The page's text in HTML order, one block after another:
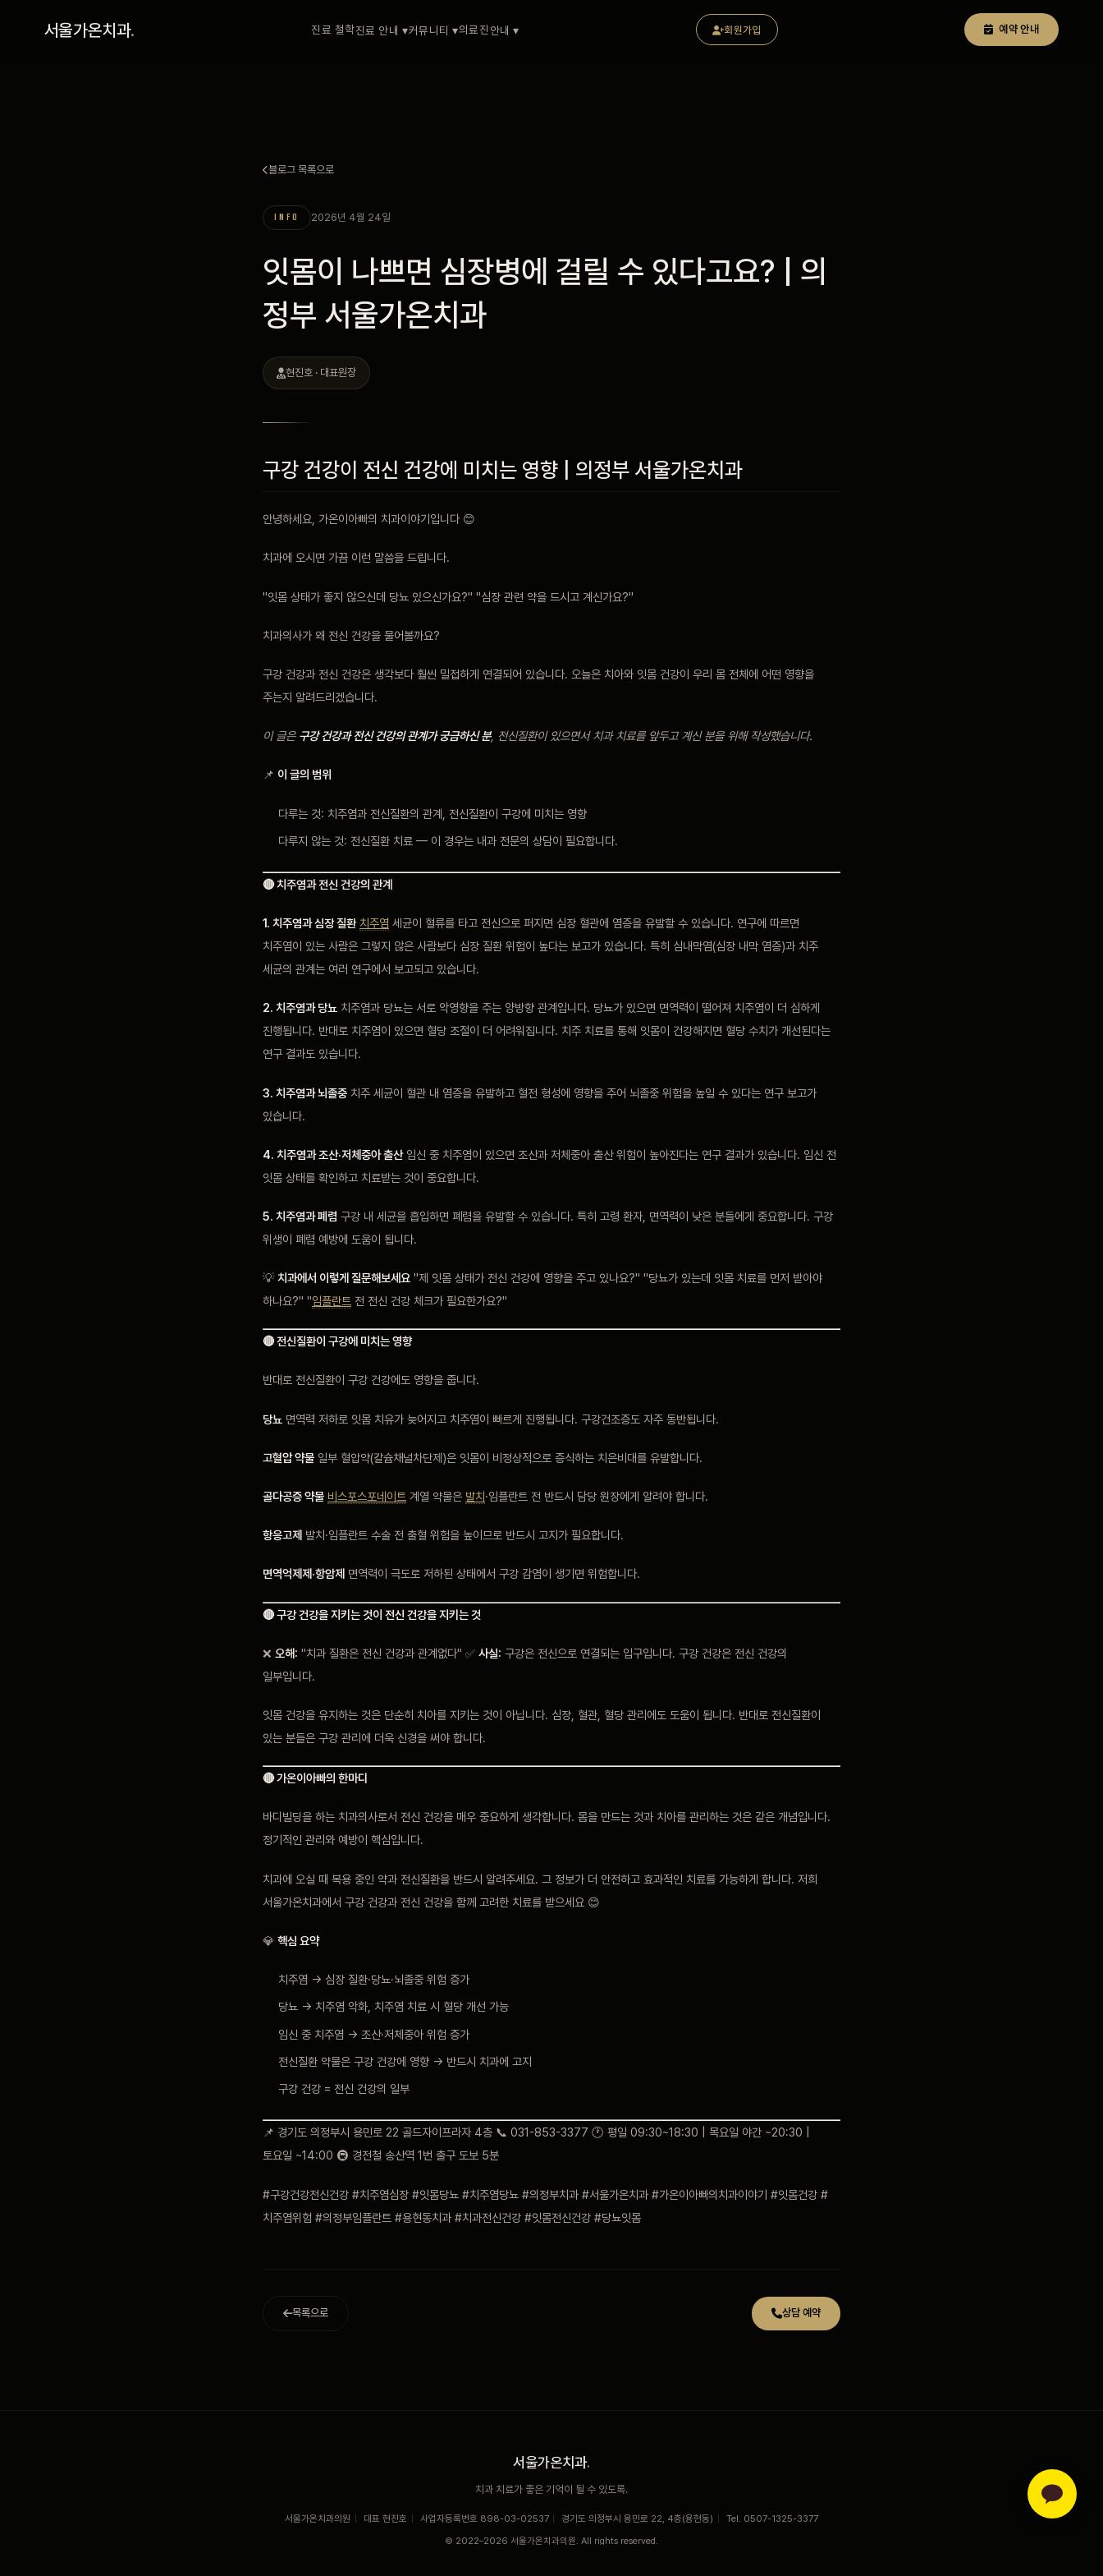
서울가온치과. 진료 철학진료 안내 ▾커뮤니티 ▾의료진 안내 ▾ 회원가입 예약 안내
회원가입 / 로그인
블로그 목록으로
INFO 2026년 4월 24일
잇몸이 나쁘면 심장병에 걸릴 수 있다고요? | 의
정부 서울가온치과
현진호 · 대표원장
구강 건강이 전신 건강에 미치는 영향 | 의정부 서울가온치과
안녕하세요, 가온이아빠의 치과이야기입니다 😊
치과에 오시면 가끔 이런 말씀을 드립니다.
"잇몸 상태가 좋지 않으신데 당뇨 있으신가요?" "심장 관련 약을 드시고 계신가요?"
치과의사가 왜 전신 건강을 물어볼까요?
구강 건강과 전신 건강은 생각보다 훨씬 밀접하게 연결되어 있습니다. 오늘은 치아와 잇몸 건강이 우리 몸 전체에 어떤 영향을
주는지 알려드리겠습니다.
이 글은 구강 건강과 전신 건강의 관계가 궁금하신 분, 전신질환이 있으면서 치과 치료를 앞두고 계신 분을 위해 작성했습니다.
📌 이 글의 범위
다루는 것: 치주염과 전신질환의 관계, 전신질환이 구강에 미치는 영향
다루지 않는 것: 전신질환 치료 — 이 경우는 내과 전문의 상담이 필요합니다.
🔴 치주염과 전신 건강의 관계
1. 치주염과 심장 질환 치주염 세균이 혈류를 타고 전신으로 퍼지면 심장 혈관에 염증을 유발할 수 있습니다. 연구에 따르면
치주염이 있는 사람은 그렇지 않은 사람보다 심장 질환 위험이 높다는 보고가 있습니다. 특히 심내막염(심장 내막 염증)과 치주
세균의 관계는 여러 연구에서 보고되고 있습니다.
2. 치주염과 당뇨 치주염과 당뇨는 서로 악영향을 주는 양방향 관계입니다. 당뇨가 있으면 면역력이 떨어져 치주염이 더 심하게
진행됩니다. 반대로 치주염이 있으면 혈당 조절이 더 어려워집니다. 치주 치료를 통해 잇몸이 건강해지면 혈당 수치가 개선된다는
연구 결과도 있습니다.
3. 치주염과 뇌졸중 치주 세균이 혈관 내 염증을 유발하고 혈전 형성에 영향을 주어 뇌졸중 위험을 높일 수 있다는 연구 보고가
있습니다.
4. 치주염과 조산·저체중아 출산임신 중 치주염이 있으면 조산과 저체중아 출산 위험이 높아진다는 연구 결과가 있습니다. 임신 전
잇몸 상태를 확인하고 치료받는 것이 중요합니다.
5. 치주염과 폐렴 구강 내 세균을 흡입하면 폐렴을 유발할 수 있습니다. 특히 고령 환자, 면역력이 낮은 분들에게 중요합니다. 구강
위생이 폐렴 예방에 도움이 됩니다.
💡치과에서 이렇게 질문해보세요 "제 잇몸 상태가 전신 건강에 영향을 주고 있나요?" "당뇨가 있는데 잇몸 치료를 먼저 받아야
하나요?" "임플란트 전 전신 건강 체크가 필요한가요?"
🔴 전신질환이 구강에 미치는 영향
반대로 전신질환이 구강 건강에도 영향을 줍니다.
당뇨 면역력 저하로 잇몸 치유가 늦어지고 치주염이 빠르게 진행됩니다. 구강건조증도 자주 동반됩니다.
고혈압 약물 일부 혈압약(칼슘채널차단제)은 잇몸이 비정상적으로 증식하는 치은비대를 유발합니다.
골다공증 약물 비스포스포네이트 계열 약물은 발치·임플란트 전 반드시 담당 원장에게 알려야 합니다.
항응고제 발치·임플란트 수술 전 출혈 위험을 높이므로 반드시 고지가 필요합니다.
면역억제제·항암제 면역력이 극도로 저하된 상태에서 구강 감염이 생기면 위험합니다.
🔴 구강 건강을 지키는 것이 전신 건강을 지키는 것
❌ 오해: "치과 질환은 전신 건강과 관계없다" ✅ 사실: 구강은 전신으로 연결되는 입구입니다. 구강 건강은 전신 건강의
일부입니다.
잇몸 건강을 유지하는 것은 단순히 치아를 지키는 것이 아닙니다. 심장, 혈관, 혈당 관리에도 도움이 됩니다. 반대로 전신질환이
있는 분들은 구강 관리에 더욱 신경을 써야 합니다.
🔴 가온이아빠의 한마디
바디빌딩을 하는 치과의사로서 전신 건강을 매우 중요하게 생각합니다. 몸을 만드는 것과 치아를 관리하는 것은 같은 개념입니다.
정기적인 관리와 예방이 핵심입니다.
치과에 오실 때 복용 중인 약과 전신질환을 반드시 알려주세요. 그 정보가 더 안전하고 효과적인 치료를 가능하게 합니다. 저희
서울가온치과에서 구강 건강과 전신 건강을 함께 고려한 치료를 받으세요 😊
💎 핵심 요약
치주염 → 심장 질환·당뇨·뇌졸중 위험 증가
당뇨 → 치주염 악화, 치주염 치료 시 혈당 개선 가능
임신 중 치주염 → 조산·저체중아 위험 증가
전신질환 약물은 구강 건강에 영향 → 반드시 치과에 고지
구강 건강 = 전신 건강의 일부
📌 경기도 의정부시 용민로 22 골드자이프라자 4층 📞 031-853-3377 🕐 평일 09:30~18:30 | 목요일 야간 ~20:30 |
토요일 ~14:00 🚇 경전철 송산역 1번 출구 도보 5분
#구강건강전신건강 #치주염심장 #잇몸당뇨 #치주염당뇨 #의정부치과 #서울가온치과 #가온이아빠의치과이야기 #잇몸건강 #
치주염위험 #의정부임플란트 #용현동치과 #치과전신건강 #잇몸전신건강 #당뇨잇몸
목록으로 상담 예약
서울가온치과.
치과 치료가 좋은 기억이 될 수 있도록.
서울가온치과의원 | 대표 현진호 | 사업자등록번호 898-03-02537 | 경기도 의정부시 용민로 22, 4층(용현동) |
Tel. 0507-1325-3377
© 2022–2026 서울가온치과의원. All rights reserved.